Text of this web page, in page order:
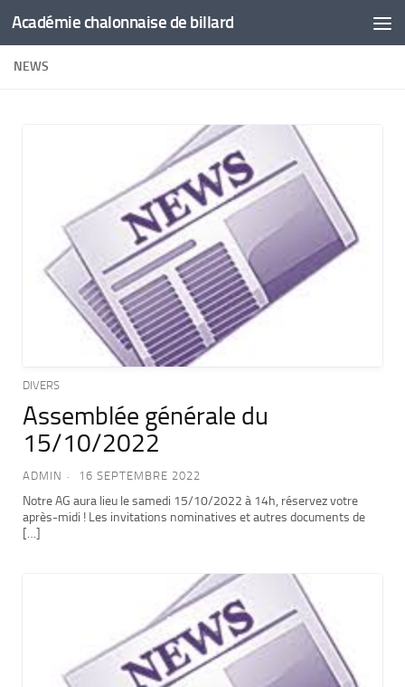
Skip to content
Académie chalonnaise de billard
NEWS
DIVERS
Assemblée générale du
15/10/2022
ADMIN 16 SEPTEMBRE 2022
Notre AG aura lieu le samedi 15/10/2022 à 14h, réservez votre
après-midi ! Les invitations nominatives et autres documents de
[…]